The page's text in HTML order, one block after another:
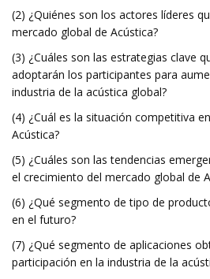
(2) ¿Quiénes son los actores líderes
mercado global de Acústica?
(3) ¿Cuáles son las estrategias clave
adoptarán los participantes para
industria de la acústica global?
(4) ¿Cuál es la situación competitiva
Acústica?
(5) ¿Cuáles son las tendencias
el crecimiento del mercado global de
(6) ¿Qué segmento de tipo de
en el futuro?
(7) ¿Qué segmento de aplicaciones
participación en la industria de la